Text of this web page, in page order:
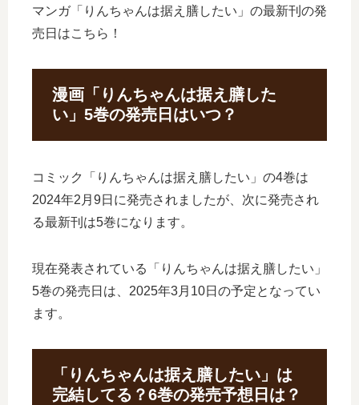
マンガ「りんちゃんは据え膳したい」の最新刊の発
売日はこちら！
漫画「りんちゃんは据え膳した
い」5巻の発売日はいつ？
コミック「りんちゃんは据え膳したい」の4巻は
2024年2月9日に発売されましたが、次に発売され
る最新刊は5巻になります。
現在発表されている「りんちゃんは据え膳したい」
5巻の発売日は、2025年3月10日の予定となってい
ます。
「りんちゃんは据え膳したい」は
完結してる？6巻の発売予想日は？